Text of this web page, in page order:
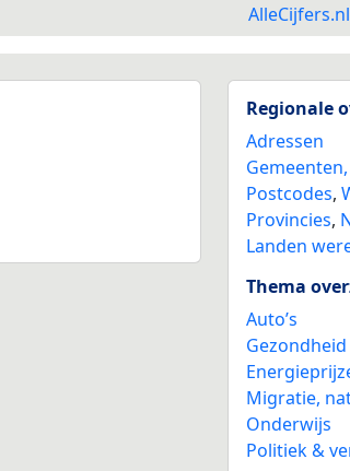
AlleCijfers.nl
Regionale
Adressen
Postcodes,
Provincies,
Landen
Thema
Auto’s
Gezondheid
Migratie,
Onderwijs
Politiek &